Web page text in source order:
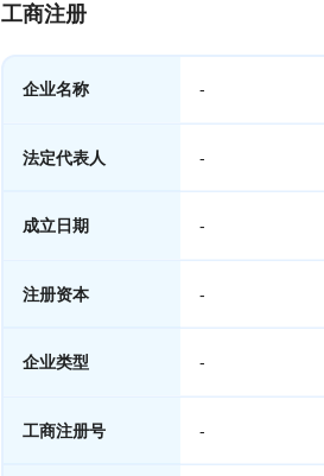
工商注册
企业名称 -
法定代表人 -
成立日期 -
注册资本 -
企业类型 -
工商注册号 -